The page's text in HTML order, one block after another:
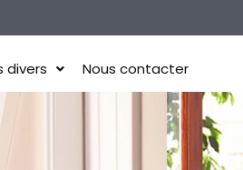
divers Nous contacter